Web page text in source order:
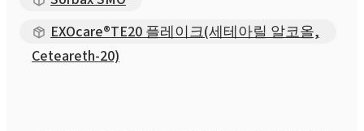
EXOcare®TE20 플레이크(세테아릴 알코올,
Ceteareth-20)